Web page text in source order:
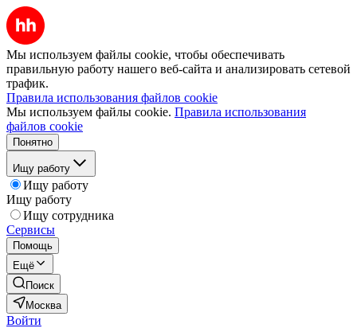
Мы используем файлы cookie, чтобы обеспечивать
правильную работу нашего веб-сайта и анализировать сетевой
трафик.
Правила использования файлов cookie
Мы используем файлы cookie. Правила использования
файлов cookie
Понятно
Ищу работу
Ищу работу
Ищу работу
Ищу сотрудника
Сервисы
Помощь
Ещё
Поиск
Москва
Войти